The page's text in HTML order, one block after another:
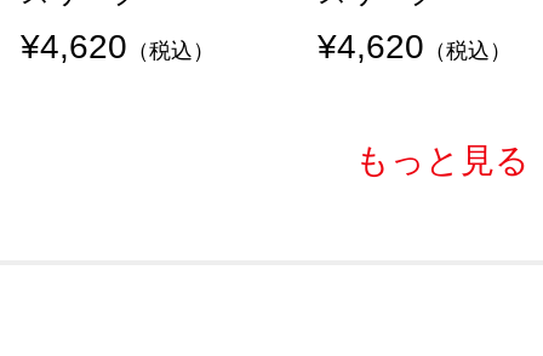
¥4,620 （税込） ¥4,620 （税込）
もっと見る